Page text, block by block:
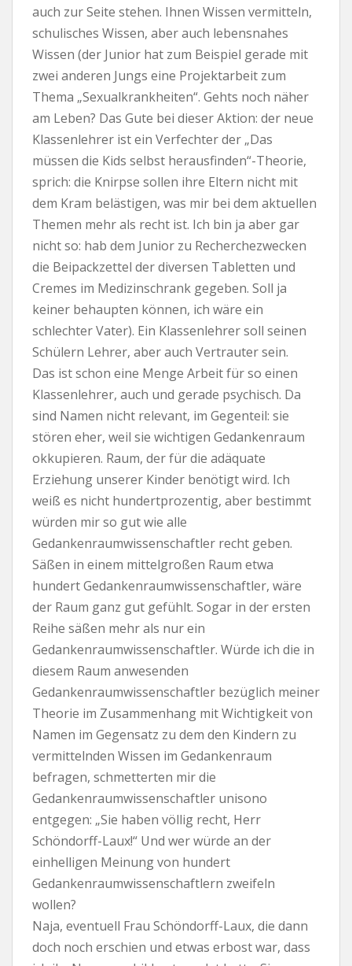
auch zur Seite stehen. Ihnen Wissen vermitteln,
schulisches Wissen, aber auch lebensnahes
Wissen (der Junior hat zum Beispiel gerade mit
zwei anderen Jungs eine Projektarbeit zum
Thema „Sexualkrankheiten“. Gehts noch näher
am Leben? Das Gute bei dieser Aktion: der neue
Klassenlehrer ist ein Verfechter der „Das
müssen die Kids selbst herausfinden“-Theorie,
sprich: die Knirpse sollen ihre Eltern nicht mit
dem Kram belästigen, was mir bei dem aktuellen
Themen mehr als recht ist. Ich bin ja aber gar
nicht so: hab dem Junior zu Recherchezwecken
die Beipackzettel der diversen Tabletten und
Cremes im Medizinschrank gegeben. Soll ja
keiner behaupten können, ich wäre ein
schlechter Vater). Ein Klassenlehrer soll seinen
Schülern Lehrer, aber auch Vertrauter sein.
Das ist schon eine Menge Arbeit für so einen
Klassenlehrer, auch und gerade psychisch. Da
sind Namen nicht relevant, im Gegenteil: sie
stören eher, weil sie wichtigen Gedankenraum
okkupieren. Raum, der für die adäquate
Erziehung unserer Kinder benötigt wird. Ich
weiß es nicht hundertprozentig, aber bestimmt
würden mir so gut wie alle
Gedankenraumwissenschaftler recht geben.
Säßen in einem mittelgroßen Raum etwa
hundert Gedankenraumwissenschaftler, wäre
der Raum ganz gut gefühlt. Sogar in der ersten
Reihe säßen mehr als nur ein
Gedankenraumwissenschaftler. Würde ich die in
diesem Raum anwesenden
Gedankenraumwissenschaftler bezüglich meiner
Theorie im Zusammenhang mit Wichtigkeit von
Namen im Gegensatz zu dem den Kindern zu
vermittelnden Wissen im Gedankenraum
befragen, schmetterten mir die
Gedankenraumwissenschaftler unisono
entgegen: „Sie haben völlig recht, Herr
Schöndorff-Laux!“ Und wer würde an der
einhelligen Meinung von hundert
Gedankenraumwissenschaftlern zweifeln
wollen?
Naja, eventuell Frau Schöndorff-Laux, die dann
doch noch erschien und etwas erbost war, dass